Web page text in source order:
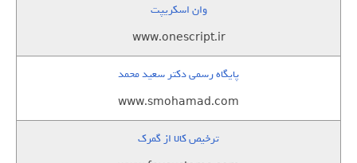
وان اسکریپت
www.onescript.ir
پایگاه رسمی دکتر سعید محمد
www.smohamad.com
ترخیص کالا از گمرک